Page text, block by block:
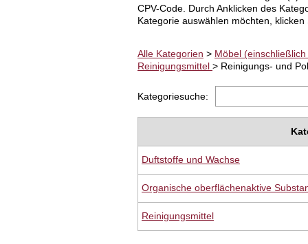
CPV-Code. Durch Anklicken des
Kategorie auswählen möchten,
Alle Kategorien > Möbel
Reinigungsmittel > Reinigungs- und
Kategoriesuche:
Duftstoffe und Wachse
Organische oberflächenaktive
Reinigungsmittel